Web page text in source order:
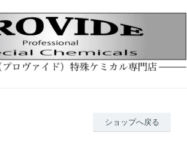
ショップへ戻る